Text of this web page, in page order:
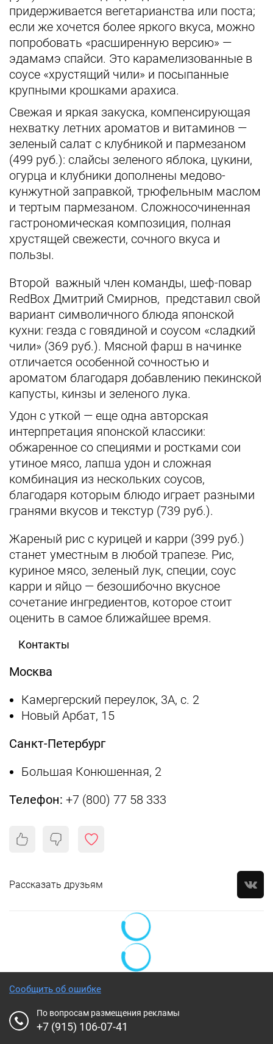
придерживается вегетарианства или поста;
если же хочется более яркого вкуса, можно
попробовать «расширенную версию» —
эдамамэ спайси. Это карамелизованные в
соусе «хрустящий чили» и посыпанные
крупными крошками арахиса.
Свежая и яркая закуска, компенсирующая
нехватку летних ароматов и витаминов —
зеленый салат с клубникой и пармезаном
(499 руб.): слайсы зеленого яблока, цукини,
огурца и клубники дополнены медово-
кунжутной заправкой, трюфельным маслом
и тертым пармезаном. Сложносочиненная
гастрономическая композиция, полная
хрустящей свежести, сочного вкуса и
пользы.
Второй важный член команды, шеф-повар
RedBox Дмитрий Смирнов, представил свой
вариант символичного блюда японской
кухни: гезда с говядиной и соусом «сладкий
чили» (369 руб.). Мясной фарш в начинке
отличается особенной сочностью и
ароматом благодаря добавлению пекинской
капусты, кинзы и зеленого лука.
Удон с уткой — еще одна авторская
интерпретация японской классики:
обжаренное со специями и ростками сои
утиное мясо, лапша удон и сложная
комбинация из нескольких соусов,
благодаря которым блюдо играет разными
гранями вкусов и текстур (739 руб.).
Жареный рис с курицей и карри (399 руб.)
станет уместным в любой трапезе. Рис,
куриное мясо, зеленый лук, специи, соус
карри и яйцо — безошибочно вкусное
сочетание ингредиентов, которое стоит
оценить в самое ближайшее время.
Контакты
Москва
Камергерский переулок, 3А, с. 2
Новый Арбат, 15
Санкт-Петербург
Большая Конюшенная, 2
Телефон: +7 (800) 77 58 333
Рассказать друзьям
Сообщить об ошибке
По вопросам размещения рекламы
+7 (915) 106-07-41